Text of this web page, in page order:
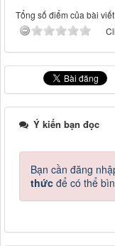
Tổng số điểm của bài
Ý kiến bạn đọc
Bạn cần đăng
thức để có thể